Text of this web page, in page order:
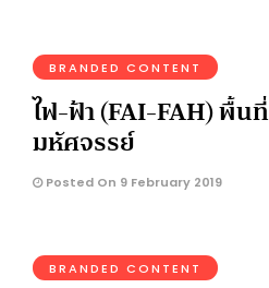
BRANDED CONTENT
ไฟ-ฟ้า (FAI-FAH) พื้น
มหัศจรรย์
Posted On 9 February 2019
BRANDED CONTENT